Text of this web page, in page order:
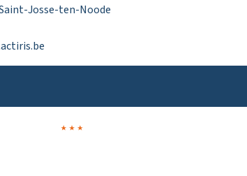
Josse-ten-Noode